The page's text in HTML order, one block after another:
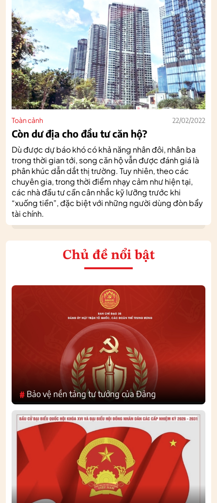
Toàn cảnh 22/02/2022
Còn dư địa cho đầu tư căn hộ?
Dù được dự báo khó có khả năng nhân đôi, nhân ba
trong thời gian tới, song căn hộ vẫn được đánh giá là
phân khúc dẫn dắt thị trường. Tuy nhiên, theo các
chuyên gia, trong thời điểm nhạy cảm như hiện tại,
các nhà đầu tư cần cân nhắc kỹ lưỡng trước khi
“xuống tiền”, đặc biệt với những người dùng đòn bẩy
tài chính.
Chủ đề nổi bật
# Bảo vệ nền tảng tư tưởng của Đảng